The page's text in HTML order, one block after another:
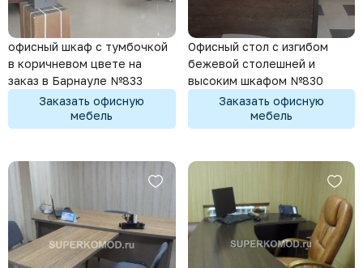
офисный шкаф с тумбочкой
в коричневом цвете на
заказ в Барнауле №833
Заказать офисную
мебель
Офисный стол с изгибом
бежевой столешней и
высоким шкафом №830
Заказать офисную
мебель